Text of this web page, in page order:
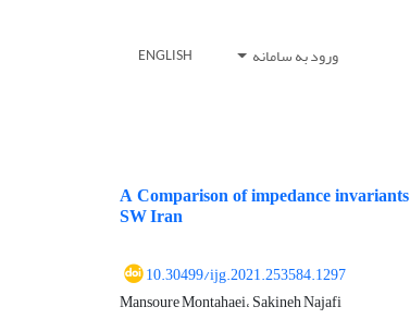
ورود به سامانه ENGLISH
A Comparison of impedance
SW Iran
10.30499/ijg.2021.253584.1297
Mansoure Montahaei، Sakineh Najafi